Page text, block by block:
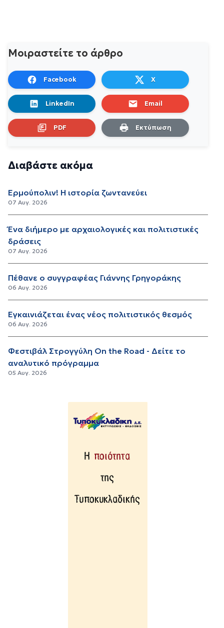
Μοιραστείτε το άρθρο
Facebook X
LinkedIn Email
PDF Εκτύπωση
Διαβάστε ακόμα
Ερμούπολιν! Η ιστορία ζωντανεύει
07 Αυγ. 2026
Ένα διήμερο με αρχαιολογικές και πολιτιστικές
δράσεις
07 Αυγ. 2026
Πέθανε ο συγγραφέας Γιάννης Γρηγοράκης
06 Αυγ. 2026
Εγκαινιάζεται ένας νέος πολιτιστικός θεσμός
06 Αυγ. 2026
Φεστιβάλ Στρογγύλη On the Road - Δείτε το
αναλυτικό πρόγραμμα
05 Αυγ. 2026